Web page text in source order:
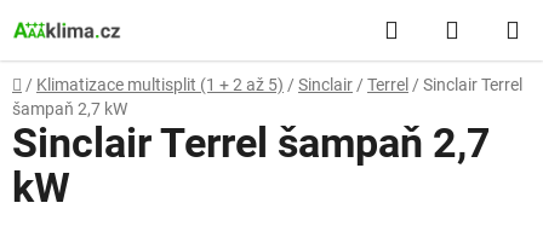
na
obsah
Hledat
KOŠÍK
Domů
/ Klimatizace multisplit (1 + 2 až 5) / Sinclair / Terrel / Sinclair Terrel
šampaň 2,7 kW
Sinclair Terrel šampaň 2,7
kW